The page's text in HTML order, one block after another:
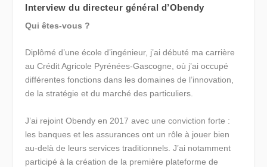
Interview du directeur général d’Obendy
Qui êtes-vous ?
Diplômé d’une école d’ingénieur, j’ai débuté ma carrière
au Crédit Agricole Pyrénées-Gascogne, où j’ai occupé
différentes fonctions dans les domaines de l’innovation,
de la stratégie et du marché des particuliers.
J’ai rejoint Obendy en 2017 avec une conviction forte :
les banques et les assurances ont un rôle à jouer bien
au-delà de leurs services traditionnels. J’ai notamment
participé à la création de la première plateforme de